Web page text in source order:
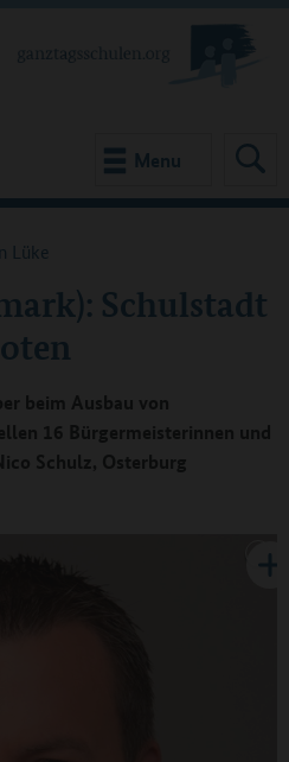
Menu
Schulstadt
Lüke
beim Ausbau von
16 Bürgermeisterinnen und
Schulz, Osterburg